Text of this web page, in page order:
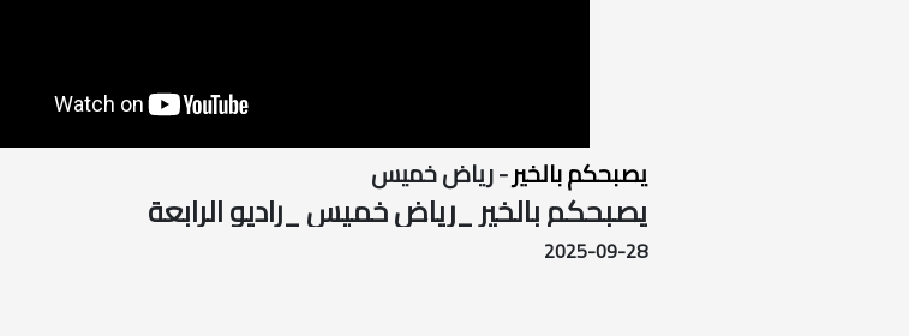
يصبحكم بالخير- رياض خميس
يصبحكم بالخير _رياض خميس _راديو الرابعة
2025-09-28